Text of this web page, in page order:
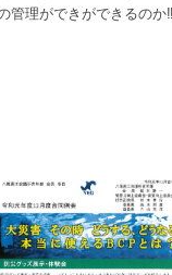
管理ができができるの